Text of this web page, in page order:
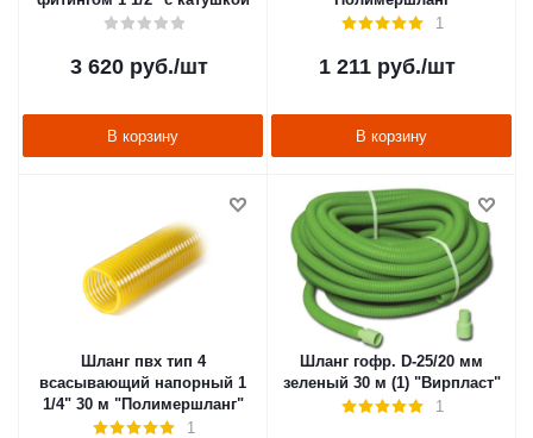
3 620руб./шт
В корзину
1
1 211 руб./шт
В корзину
Шланг пвх тип 4
всасывающий напорный 1
1/4" 30 м "Полимершланг"
1
Шланг гофр. D-25/20 мм
зеленый 30 м (1) "Вирпласт"
1